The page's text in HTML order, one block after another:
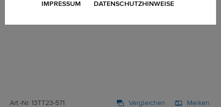
Art.-Nr. 13TT23-571 Vergleichen Merken
IMPRESSUM DATENSCHUTZHINWEISE